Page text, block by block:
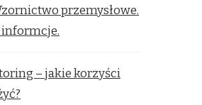
przemysłowe.
informcje.
– jakie korzyści